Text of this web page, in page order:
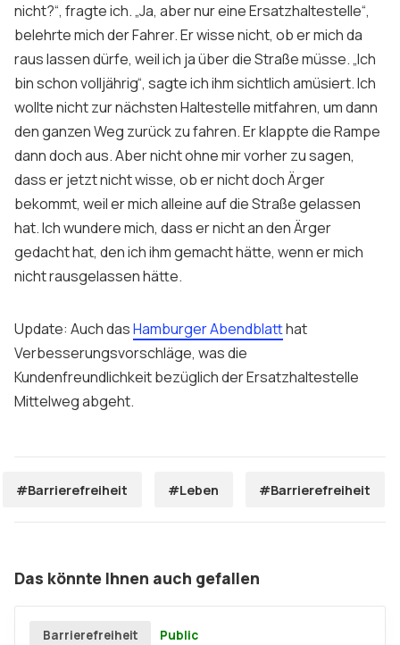
nicht?“, fragte ich. „Ja, aber nur eine Ersatzhaltestelle“,
belehrte mich der Fahrer. Er wisse nicht, ob er mich da
raus lassen dürfe, weil ich ja über die Straße müsse. „Ich
bin schon volljährig“, sagte ich ihm sichtlich amüsiert. Ich
wollte nicht zur nächsten Haltestelle mitfahren, um dann
den ganzen Weg zurück zu fahren. Er klappte die Rampe
dann doch aus. Aber nicht ohne mir vorher zu sagen,
dass er jetzt nicht wisse, ob er nicht doch Ärger
bekommt, weil er mich alleine auf die Straße gelassen
hat. Ich wundere mich, dass er nicht an den Ärger
gedacht hat, den ich ihm gemacht hätte, wenn er mich
nicht rausgelassen hätte.
Update: Auch dasHamburger Abendblatthat
Verbesserungsvorschläge, was die
Kundenfreundlichkeit bezüglich der Ersatzhaltestelle
Mittelweg abgeht.
#Barrierefreiheit #Leben #Barrierefreiheit
Das könnte Ihnen auch gefallen
Barrierefreiheit Public